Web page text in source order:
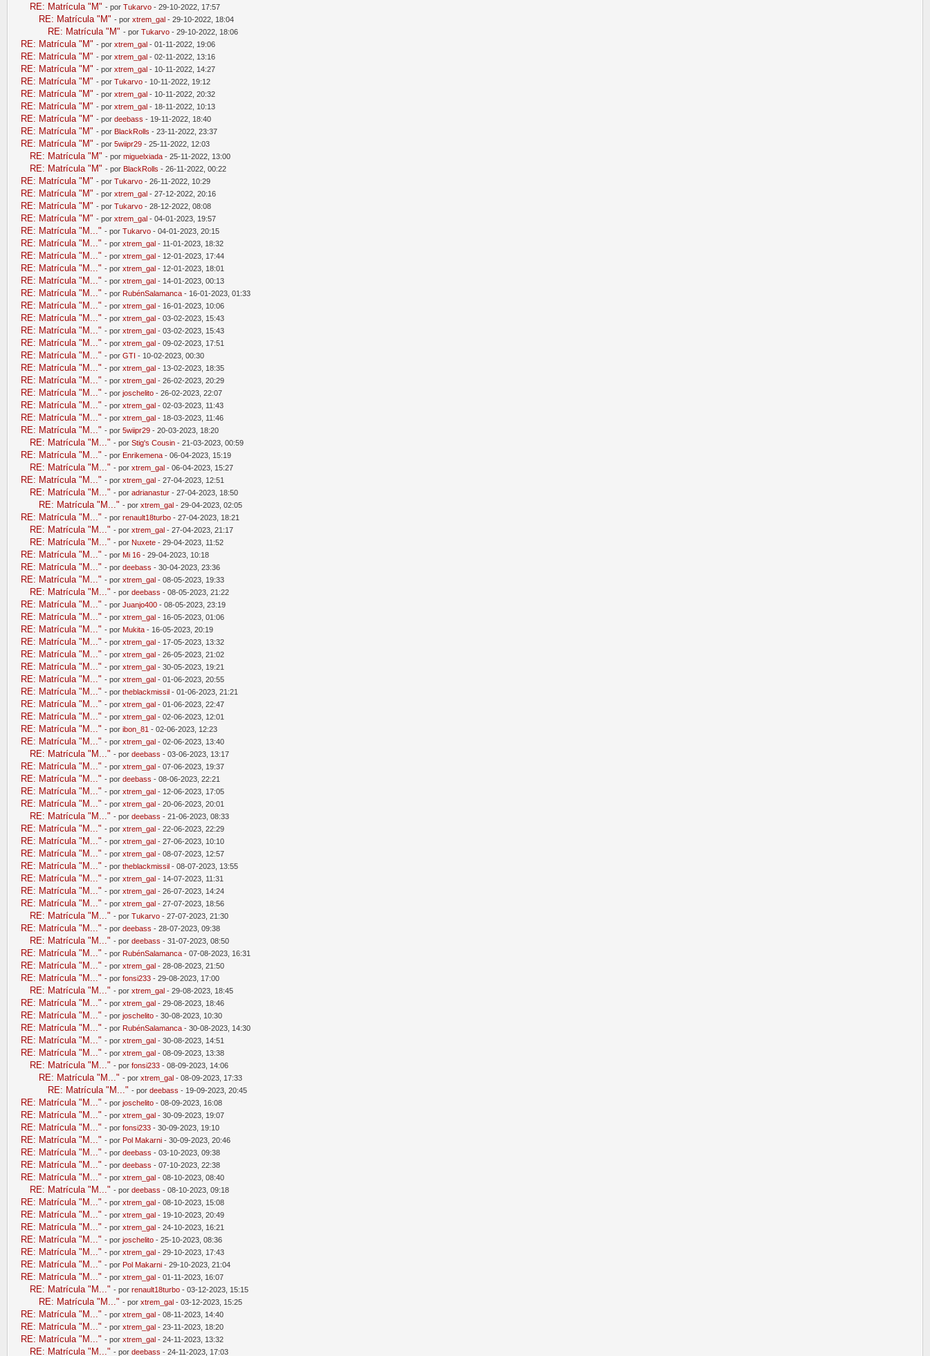
RE: Matrícula "M" - por Tukarvo - 29-10-2022, 17:57
RE: Matrícula "M" - por xtrem_gal - 29-10-2022, 18:04
RE: Matrícula "M" - por Tukarvo - 29-10-2022, 18:06
RE: Matrícula "M" - por xtrem_gal - 01-11-2022, 19:06
RE: Matrícula "M" - por xtrem_gal - 02-11-2022, 13:16
RE: Matrícula "M" - por xtrem_gal - 10-11-2022, 14:27
RE: Matrícula "M" - por Tukarvo - 10-11-2022, 19:12
RE: Matrícula "M" - por xtrem_gal - 10-11-2022, 20:32
RE: Matrícula "M" - por xtrem_gal - 18-11-2022, 10:13
RE: Matrícula "M" - por deebass - 19-11-2022, 18:40
RE: Matrícula "M" - por BlackRolls - 23-11-2022, 23:37
RE: Matrícula "M" - por 5wiipr29 - 25-11-2022, 12:03
RE: Matrícula "M" - por miguelxiada - 25-11-2022, 13:00
RE: Matrícula "M" - por BlackRolls - 26-11-2022, 00:22
RE: Matrícula "M" - por Tukarvo - 26-11-2022, 10:29
RE: Matrícula "M" - por xtrem_gal - 27-12-2022, 20:16
RE: Matrícula "M" - por Tukarvo - 28-12-2022, 08:08
RE: Matrícula "M" - por xtrem_gal - 04-01-2023, 19:57
RE: Matrícula "M..." - por Tukarvo - 04-01-2023, 20:15
RE: Matrícula "M..." - por xtrem_gal - 11-01-2023, 18:32
RE: Matrícula "M..." - por xtrem_gal - 12-01-2023, 17:44
RE: Matrícula "M..." - por xtrem_gal - 12-01-2023, 18:01
RE: Matrícula "M..." - por xtrem_gal - 14-01-2023, 00:13
RE: Matrícula "M..." - por RubénSalamanca - 16-01-2023, 01:33
RE: Matrícula "M..." - por xtrem_gal - 16-01-2023, 10:06
RE: Matrícula "M..." - por xtrem_gal - 03-02-2023, 15:43
RE: Matrícula "M..." - por xtrem_gal - 03-02-2023, 15:43
RE: Matrícula "M..." - por xtrem_gal - 09-02-2023, 17:51
RE: Matrícula "M..." - por GTI - 10-02-2023, 00:30
RE: Matrícula "M..." - por xtrem_gal - 13-02-2023, 18:35
RE: Matrícula "M..." - por xtrem_gal - 26-02-2023, 20:29
RE: Matrícula "M..." - por joschelito - 26-02-2023, 22:07
RE: Matrícula "M..." - por xtrem_gal - 02-03-2023, 11:43
RE: Matrícula "M..." - por xtrem_gal - 18-03-2023, 11:46
RE: Matrícula "M..." - por 5wiipr29 - 20-03-2023, 18:20
RE: Matrícula "M..." - por Stig's Cousin - 21-03-2023, 00:59
RE: Matrícula "M..." - por Enrikemena - 06-04-2023, 15:19
RE: Matrícula "M..." - por xtrem_gal - 06-04-2023, 15:27
RE: Matrícula "M..." - por xtrem_gal - 27-04-2023, 12:51
RE: Matrícula "M..." - por adrianastur - 27-04-2023, 18:50
RE: Matrícula "M..." - por xtrem_gal - 29-04-2023, 02:05
RE: Matrícula "M..." - por renault18turbo - 27-04-2023, 18:21
RE: Matrícula "M..." - por xtrem_gal - 27-04-2023, 21:17
RE: Matrícula "M..." - por Nuxete - 29-04-2023, 11:52
RE: Matrícula "M..." - por Mi 16 - 29-04-2023, 10:18
RE: Matrícula "M..." - por deebass - 30-04-2023, 23:36
RE: Matrícula "M..." - por xtrem_gal - 08-05-2023, 19:33
RE: Matrícula "M..." - por deebass - 08-05-2023, 21:22
RE: Matrícula "M..." - por Juanjo400 - 08-05-2023, 23:19
RE: Matrícula "M..." - por xtrem_gal - 16-05-2023, 01:06
RE: Matrícula "M..." - por Mukita - 16-05-2023, 20:19
RE: Matrícula "M..." - por xtrem_gal - 17-05-2023, 13:32
RE: Matrícula "M..." - por xtrem_gal - 26-05-2023, 21:02
RE: Matrícula "M..." - por xtrem_gal - 30-05-2023, 19:21
RE: Matrícula "M..." - por xtrem_gal - 01-06-2023, 20:55
RE: Matrícula "M..." - por theblackmissil - 01-06-2023, 21:21
RE: Matrícula "M..." - por xtrem_gal - 01-06-2023, 22:47
RE: Matrícula "M..." - por xtrem_gal - 02-06-2023, 12:01
RE: Matrícula "M..." - por ibon_81 - 02-06-2023, 12:23
RE: Matrícula "M..." - por xtrem_gal - 02-06-2023, 13:40
RE: Matrícula "M..." - por deebass - 03-06-2023, 13:17
RE: Matrícula "M..." - por xtrem_gal - 07-06-2023, 19:37
RE: Matrícula "M..." - por deebass - 08-06-2023, 22:21
RE: Matrícula "M..." - por xtrem_gal - 12-06-2023, 17:05
RE: Matrícula "M..." - por xtrem_gal - 20-06-2023, 20:01
RE: Matrícula "M..." - por deebass - 21-06-2023, 08:33
RE: Matrícula "M..." - por xtrem_gal - 22-06-2023, 22:29
RE: Matrícula "M..." - por xtrem_gal - 27-06-2023, 10:10
RE: Matrícula "M..." - por xtrem_gal - 08-07-2023, 12:57
RE: Matrícula "M..." - por theblackmissil - 08-07-2023, 13:55
RE: Matrícula "M..." - por xtrem_gal - 14-07-2023, 11:31
RE: Matrícula "M..." - por xtrem_gal - 26-07-2023, 14:24
RE: Matrícula "M..." - por xtrem_gal - 27-07-2023, 18:56
RE: Matrícula "M..." - por Tukarvo - 27-07-2023, 21:30
RE: Matrícula "M..." - por deebass - 28-07-2023, 09:38
RE: Matrícula "M..." - por deebass - 31-07-2023, 08:50
RE: Matrícula "M..." - por RubénSalamanca - 07-08-2023, 16:31
RE: Matrícula "M..." - por xtrem_gal - 28-08-2023, 21:50
RE: Matrícula "M..." - por fonsi233 - 29-08-2023, 17:00
RE: Matrícula "M..." - por xtrem_gal - 29-08-2023, 18:45
RE: Matrícula "M..." - por xtrem_gal - 29-08-2023, 18:46
RE: Matrícula "M..." - por joschelito - 30-08-2023, 10:30
RE: Matrícula "M..." - por RubénSalamanca - 30-08-2023, 14:30
RE: Matrícula "M..." - por xtrem_gal - 30-08-2023, 14:51
RE: Matrícula "M..." - por xtrem_gal - 08-09-2023, 13:38
RE: Matrícula "M..." - por fonsi233 - 08-09-2023, 14:06
RE: Matrícula "M..." - por xtrem_gal - 08-09-2023, 17:33
RE: Matrícula "M..." - por deebass - 19-09-2023, 20:45
RE: Matrícula "M..." - por joschelito - 08-09-2023, 16:08
RE: Matrícula "M..." - por xtrem_gal - 30-09-2023, 19:07
RE: Matrícula "M..." - por fonsi233 - 30-09-2023, 19:10
RE: Matrícula "M..." - por Pol Makarni - 30-09-2023, 20:46
RE: Matrícula "M..." - por deebass - 03-10-2023, 09:38
RE: Matrícula "M..." - por deebass - 07-10-2023, 22:38
RE: Matrícula "M..." - por xtrem_gal - 08-10-2023, 08:40
RE: Matrícula "M..." - por deebass - 08-10-2023, 09:18
RE: Matrícula "M..." - por xtrem_gal - 08-10-2023, 15:08
RE: Matrícula "M..." - por xtrem_gal - 19-10-2023, 20:49
RE: Matrícula "M..." - por xtrem_gal - 24-10-2023, 16:21
RE: Matrícula "M..." - por joschelito - 25-10-2023, 08:36
RE: Matrícula "M..." - por xtrem_gal - 29-10-2023, 17:43
RE: Matrícula "M..." - por Pol Makarni - 29-10-2023, 21:04
RE: Matrícula "M..." - por xtrem_gal - 01-11-2023, 16:07
RE: Matrícula "M..." - por renault18turbo - 03-12-2023, 15:15
RE: Matrícula "M..." - por xtrem_gal - 03-12-2023, 15:25
RE: Matrícula "M..." - por xtrem_gal - 08-11-2023, 14:40
RE: Matrícula "M..." - por xtrem_gal - 23-11-2023, 18:20
RE: Matrícula "M..." - por xtrem_gal - 24-11-2023, 13:32
RE: Matrícula "M..." - por deebass - 24-11-2023, 17:03